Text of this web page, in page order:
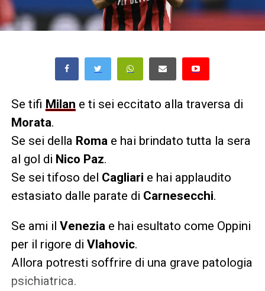
Se tifi Milan e ti sei eccitato alla traversa di
Morata.
Se sei della Roma e hai brindato tutta la sera
al gol di Nico Paz.
Se sei tifoso del Cagliari e hai applaudito
estasiato dalle parate di Carnesecchi.
Se ami il Venezia e hai esultato come Oppini
per il rigore di Vlahovic.
Allora potresti soffrire di una grave patologia
psichiatrica.